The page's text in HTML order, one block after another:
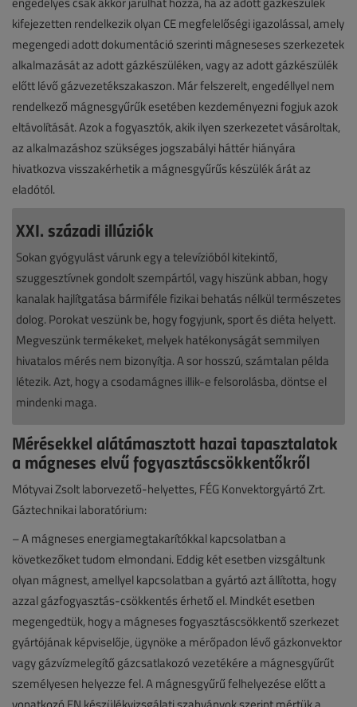
kifejezetten rendelkezik olyan CE megfelelőségi igazolással, amely
megengedi adott dokumentáció szerinti mágneseses szerkezetek
alkalmazását az adott gázkészüléken, vagy az adott gázkészülék
előtt lévő gázvezetékszakaszon. Már felszerelt, engedéllyel nem
rendelkező mágnesgyűrűk esetében kezdeményezni fogjuk azok
eltávolítását. Azok a fogyasztók, akik ilyen szerkezetet vásároltak,
az alkalmazáshoz szükséges jogszabályi háttér hiányára
hivatkozva visszakérhetik a mágnesgyűrűs készülék árát az
eladótól.
XXI. századi illúziók
Sokan gyógyulást várunk egy a televízióból kitekintő,
szuggesztívnek gondolt szempártól, vagy hiszünk abban, hogy
kanalak hajlítgatása bármiféle fizikai behatás nélkül természetes
dolog. Porokat veszünk be, hogy fogyjunk, sport és diéta helyett.
Megveszünk termékeket, melyek hatékonyságát semmilyen
hivatalos mérés nem bizonyítja. A sor hosszú, számtalan példa
létezik. Azt, hogy a csodamágnes illik-e felsorolásba, döntse el
mindenki maga.
Mérésekkel alátámasztott hazai tapasztalatok
a mágneses elvű fogyasztáscsökkentőkről
Mótyvai Zsolt laborvezető-helyettes, FÉG Konvektorgyártó Zrt.
Gáztechnikai laboratórium:
– A mágneses energiamegtakarítókkal kapcsolatban a
következőket tudom elmondani. Eddig két esetben vizsgáltunk
olyan mágnest, amellyel kapcsolatban a gyártó azt állította, hogy
azzal gázfogyasztás-csökkentés érhető el. Mindkét esetben
megengedtük, hogy a mágneses fogyasztáscsökkentő szerkezet
gyártójának képviselője, ügynöke a mérőpadon lévő gázkonvektor
vagy gázvízmelegítő gázcsatlakozó vezetékére a mágnesgyűrűt
személyesen helyezze fel. A mágnesgyűrű felhelyezése előtt a